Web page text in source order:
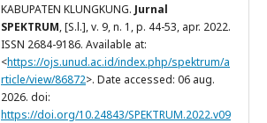
KABUPATEN KLUNGKUNG. Jurnal
SPEKTRUM, [S.l.], v. 9, n. 1, p. 44-53, apr. 2022.
ISSN 2684-9186. Available at:
<https://ojs.unud.ac.id/index.php/spektrum/a
rticle/view/86872>. Date accessed: 06 aug.
2026. doi:
https://doi.org/10.24843/SPEKTRUM.2022.v09